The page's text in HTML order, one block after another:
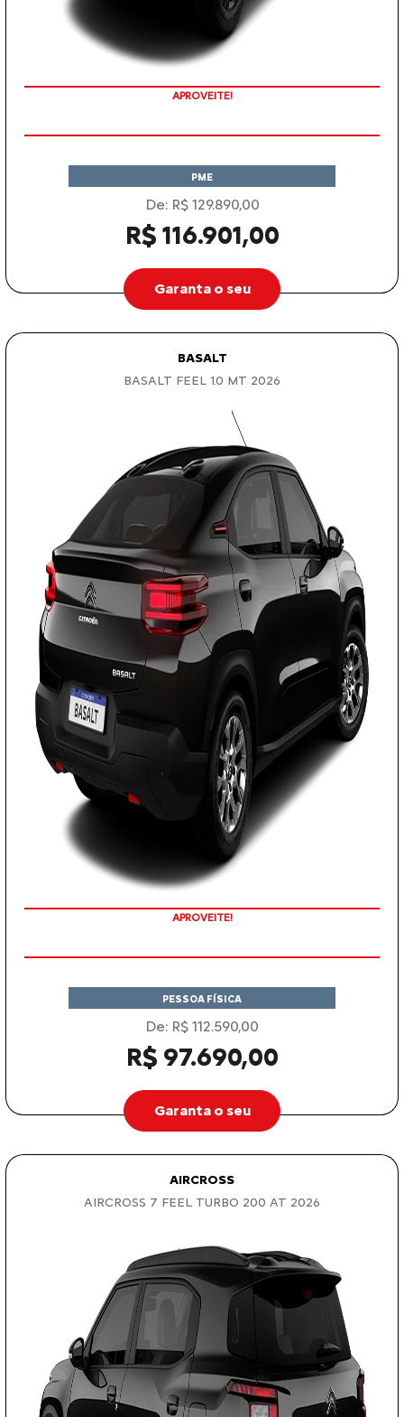
APROVEITE!
PME
De: R$ 129.890,00
R$ 116.901,00
Garanta o seu
BASALT
BASALT FEEL 1.0 MT 2026
COM SEU USADO NA TROCA
PESSOA FÍSICA
De: R$ 112.590,00
R$ 97.690,00
Garanta o seu
AIRCROSS
AIRCROSS 7 FEEL TURBO 200 AT 2026